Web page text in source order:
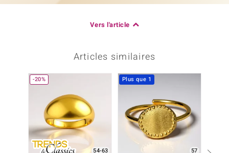
Vers l'article
Articles similaires
-20%
54-63
Plus que 1
57